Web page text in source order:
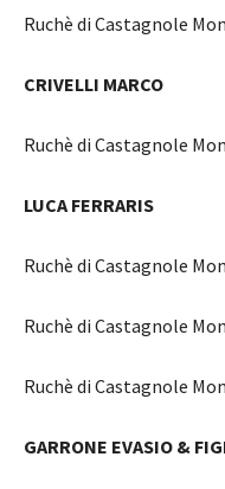
Ruchè di Castagnole
CRIVELLI MARCO
Ruchè di Castagnole
LUCA FERRARIS
Ruchè di Castagnole
Ruchè di Castagnole
Ruchè di Castagnole
GARRONE EVASIO &